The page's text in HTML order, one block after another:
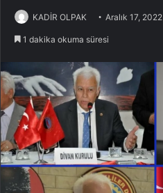
KADİR OLPAK Aralık 17, 2022
1 dakika okuma süresi